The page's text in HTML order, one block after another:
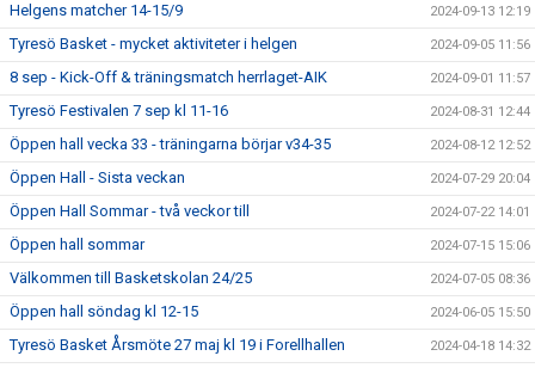
Helgens matcher 14-15/9 2024-09-13 12:19
Tyresö Basket - mycket aktiviteter i helgen 2024-09-05 11:56
8 sep - Kick-Off & träningsmatch herrlaget-AIK 2024-09-01 11:57
Tyresö Festivalen 7 sep kl 11-16 2024-08-31 12:44
Öppen hall vecka 33 - träningarna börjar v34-35 2024-08-12 12:52
Öppen Hall - Sista veckan 2024-07-29 20:04
Öppen Hall Sommar - två veckor till 2024-07-22 14:01
Öppen hall sommar 2024-07-15 15:06
Välkommen till Basketskolan 24/25 2024-07-05 08:36
Öppen hall söndag kl 12-15 2024-06-05 15:50
Tyresö Basket Årsmöte 27 maj kl 19 i Forellhallen 2024-04-18 14:32